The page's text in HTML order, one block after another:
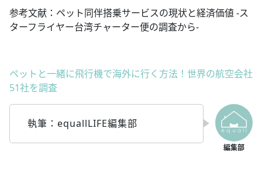
参考文献：ペット同伴搭乗サービスの現状と経済価値 -ス
ターフライヤー台湾チャーター便の調査から-
ペットと一緒に飛行機で海外に行く方法！世界の航空会社
51社を調査
執筆：equallLIFE編集部